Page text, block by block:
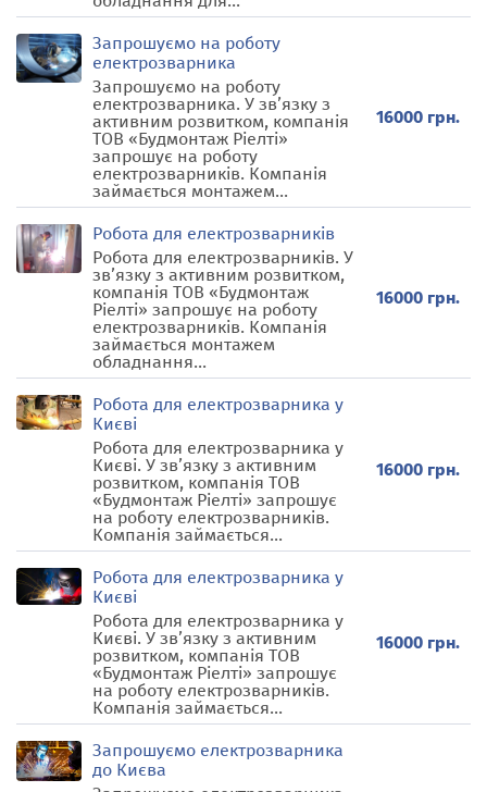
Запрошуємо на роботу
електрозварника
Запрошуємо на роботу
електрозварника. У зв’язку з
активним розвитком, компанія
ТОВ «Будмонтаж Ріелті»
запрошує на роботу
електрозварників. Компанія
займається монтажем...
16000 грн.
Робота для електрозварників
Робота для електрозварників. У
зв’язку з активним розвитком,
компанія ТОВ «Будмонтаж
Ріелті» запрошує на роботу
електрозварників. Компанія
займається монтажем
обладнання...
16000 грн.
Робота для електрозварника у
Києві
Робота для електрозварника у
Києві. У зв’язку з активним
розвитком, компанія ТОВ
«Будмонтаж Ріелті» запрошує
на роботу електрозварників.
Компанія займається...
16000 грн.
Робота для електрозварника у
Києві
Робота для електрозварника у
Києві. У зв’язку з активним
розвитком, компанія ТОВ
«Будмонтаж Ріелті» запрошує
на роботу електрозварників.
Компанія займається...
16000 грн.
Запрошуємо електрозварника
до Києва